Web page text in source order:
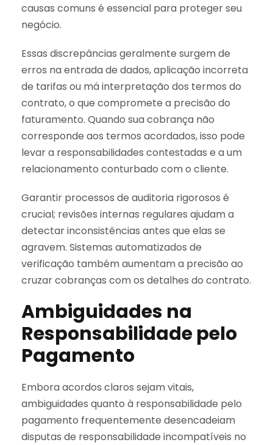
causas comuns é essencial para proteger seu
negócio.
Essas discrepâncias geralmente surgem de
erros na entrada de dados, aplicação incorreta
de tarifas ou má interpretação dos termos do
contrato, o que compromete a precisão do
faturamento. Quando sua cobrança não
corresponde aos termos acordados, isso pode
levar a responsabilidades contestadas e a um
relacionamento conturbado com o cliente.
Garantir processos de auditoria rigorosos é
crucial; revisões internas regulares ajudam a
detectar inconsistências antes que elas se
agravem. Sistemas automatizados de
verificação também aumentam a precisão ao
cruzar cobranças com os detalhes do contrato.
Ambiguidades na
Responsabilidade pelo
Pagamento
Embora acordos claros sejam vitais,
ambiguidades quanto à responsabilidade pelo
pagamento frequentemente desencadeiam
disputas de responsabilidade incompatíveis no